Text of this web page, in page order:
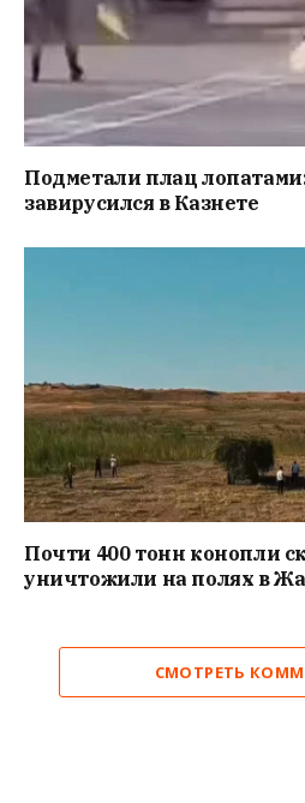
Подметали плац
завирусился в Казнете
Почти 400 тонн конопли
уничтожили на полях в
СМОТРЕТЬ